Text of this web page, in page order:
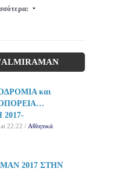
'ALMIRAMAN
και
22:22 / Αθλητικά
2017 ΣΤΗΝ